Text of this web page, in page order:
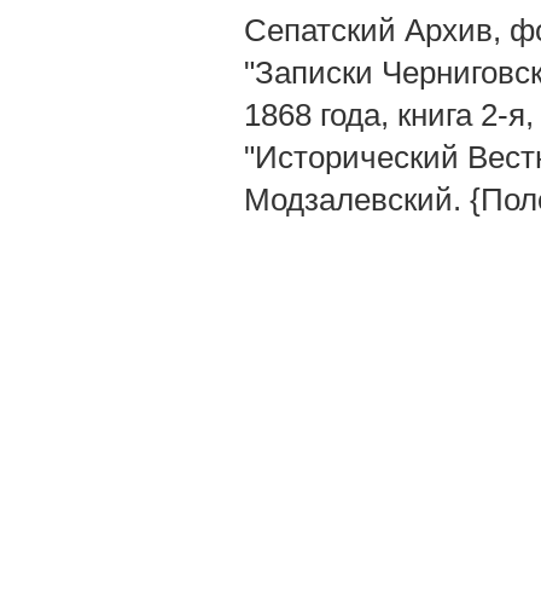
Сепатский Архив,
"Записки
1868 года, книга
"Исторический
Модзалевский.